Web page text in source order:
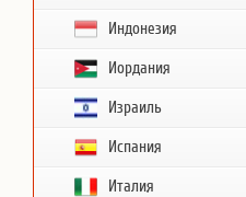
Индонезия
Иордания
Израиль
Испания
Италия